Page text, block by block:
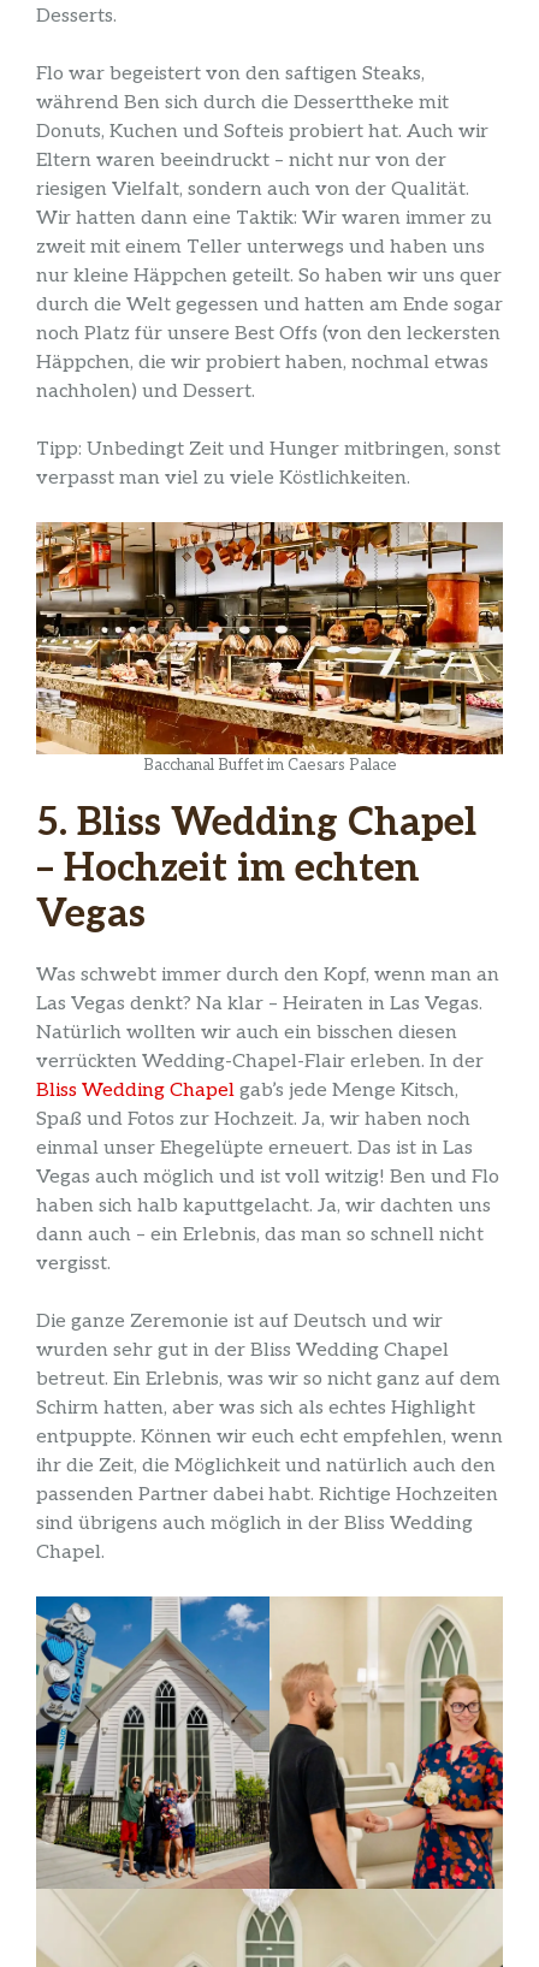
Desserts.
Flo war begeistert von den saftigen Steaks,
während Ben sich durch die Desserttheke mit
Donuts, Kuchen und Softeis probiert hat. Auch wir
Eltern waren beeindruckt – nicht nur von der
riesigen Vielfalt, sondern auch von der Qualität.
Wir hatten dann eine Taktik: Wir waren immer zu
zweit mit einem Teller unterwegs und haben uns
nur kleine Häppchen geteilt. So haben wir uns quer
durch die Welt gegessen und hatten am Ende sogar
noch Platz für unsere Best Offs (von den leckersten
Häppchen, die wir probiert haben, nochmal etwas
nachholen) und Dessert.
Tipp: Unbedingt Zeit und Hunger mitbringen, sonst
verpasst man viel zu viele Köstlichkeiten.
Bacchanal Buffet im Caesars Palace
5. Bliss Wedding Chapel
– Hochzeit im echten
Vegas
Was schwebt immer durch den Kopf, wenn man an
Las Vegas denkt? Na klar – Heiraten in Las Vegas.
Natürlich wollten wir auch ein bisschen diesen
verrückten Wedding-Chapel-Flair erleben. In der
Bliss Wedding Chapel gab’s jede Menge Kitsch,
Spaß und Fotos zur Hochzeit. Ja, wir haben noch
einmal unser Ehegelüpte erneuert. Das ist in Las
Vegas auch möglich und ist voll witzig! Ben und Flo
haben sich halb kaputtgelacht. Ja, wir dachten uns
dann auch – ein Erlebnis, das man so schnell nicht
vergisst.
Die ganze Zeremonie ist auf Deutsch und wir
wurden sehr gut in der Bliss Wedding Chapel
betreut. Ein Erlebnis, was wir so nicht ganz auf dem
Schirm hatten, aber was sich als echtes Highlight
entpuppte. Können wir euch echt empfehlen, wenn
ihr die Zeit, die Möglichkeit und natürlich auch den
passenden Partner dabei habt. Richtige Hochzeiten
sind übrigens auch möglich in der Bliss Wedding
Chapel.